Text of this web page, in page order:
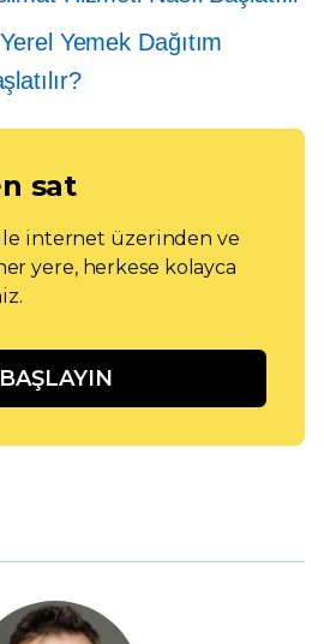
Yemek Dağıtım
sat
internet üzerinden ve
yere, herkese kolayca
BAŞLAYIN